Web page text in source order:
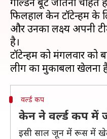
फिलहाल केन टॉटेन्हम के
और उनका लक्ष्य अपनी
है।
टॉटेन्हम को मंगलवार को
वर्ल्ड कप
केन ने वर्ल्ड कप में
इसी साल जून में रूस में